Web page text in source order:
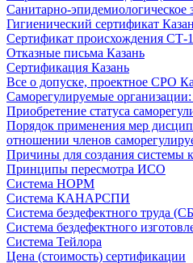
Санитарно-
Гигиенический сертификат
Сертификат происхождения СТ-
Отказные письма Казань
Сертификация Казань
Все о допуске, проектное СРО
Саморегулируемые
Приобретение статуса
Порядок применения мер
отношении членов
Причины для создания системы
Принципы пересмотра ИСО
Система НОРМ
Система КАНАРСПИ
Система бездефектного труда
Система бездефектного
Система Тейлора
Цена (стоимость) сертификации